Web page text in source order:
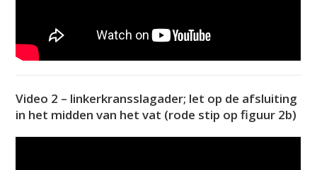
Video 2 – linkerkransslagader; let op de afsluiting
in het midden van het vat (rode stip op figuur 2b)